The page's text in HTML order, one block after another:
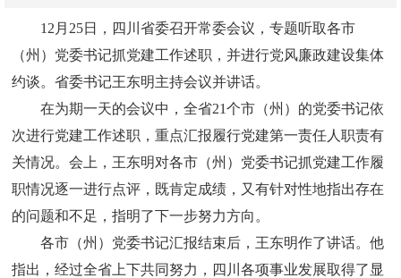
12 月25日，四川省委召开常委会议，专题听取各市
（州）党委书记抓党建工作述职，并进行党风廉政建设集体
约谈。省委书记王东明主持会议并讲话。
在为期一天的会议中，全省21个市（州）的党委书记依
次进行党建工作述职，重点汇报履行党建第一责任人职责有
关情况。会上，王东明对各市（州）党委书记抓党建工作履
职情况逐一进行点评，既肯定成绩，又有针对性地指出存在
的问题和不足，指明了下一步努力方向。
各市（州）党委书记汇报结束后，王东明作了讲话。他
指出，经过全省上下共同努力，四川各项事业发展取得了显